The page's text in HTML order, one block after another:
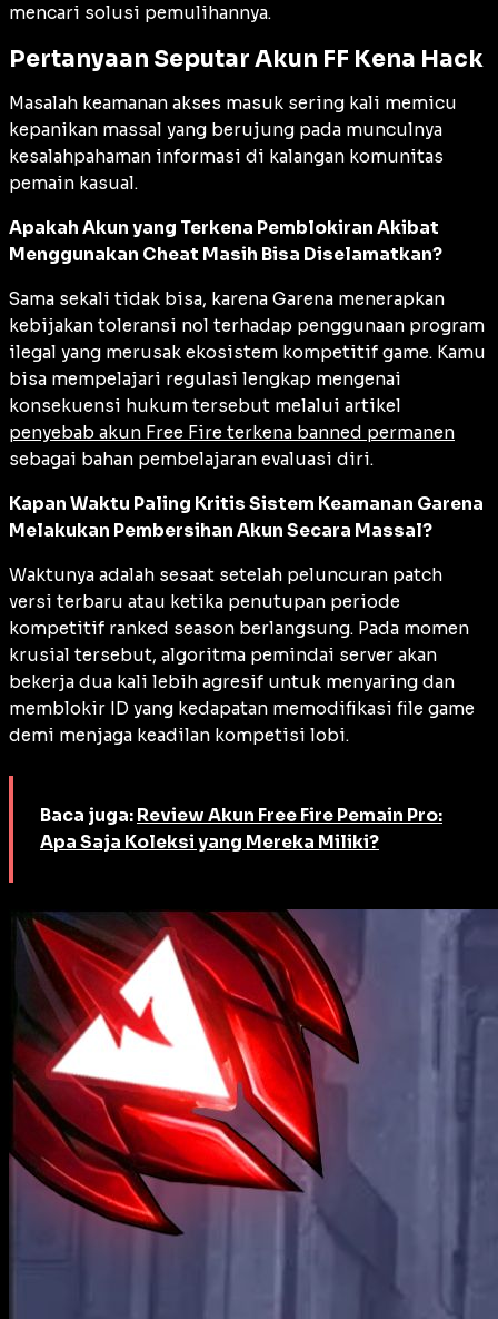
mencari solusi pemulihannya.
Pertanyaan Seputar Akun FF Kena Hack
Masalah keamanan akses masuk sering kali memicu
kepanikan massal yang berujung pada munculnya
kesalahpahaman informasi di kalangan komunitas
pemain kasual.
Apakah Akun yang Terkena Pemblokiran Akibat
Menggunakan Cheat Masih Bisa Diselamatkan?
Sama sekali tidak bisa, karena Garena menerapkan
kebijakan toleransi nol terhadap penggunaan program
ilegal yang merusak ekosistem kompetitif game. Kamu
bisa mempelajari regulasi lengkap mengenai
konsekuensi hukum tersebut melalui artikel
penyebab akun Free Fire terkena banned permanen
sebagai bahan pembelajaran evaluasi diri.
Kapan Waktu Paling Kritis Sistem Keamanan Garena
Melakukan Pembersihan Akun Secara Massal?
Waktunya adalah sesaat setelah peluncuran patch
versi terbaru atau ketika penutupan periode
kompetitif ranked season berlangsung. Pada momen
krusial tersebut, algoritma pemindai server akan
bekerja dua kali lebih agresif untuk menyaring dan
memblokir ID yang kedapatan memodifikasi file game
demi menjaga keadilan kompetisi lobi.
Baca juga: Review Akun Free Fire Pemain Pro:
Apa Saja Koleksi yang Mereka Miliki?